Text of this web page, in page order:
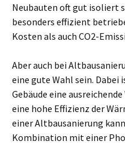
Neubauten oft gut isoliert
besonders effizient
Kosten als auch CO2-
Aber auch bei
eine gute Wahl sein. Dabei
Gebäude eine
eine hohe Effizienz der
einer Altbausanierung
Kombination mit einer